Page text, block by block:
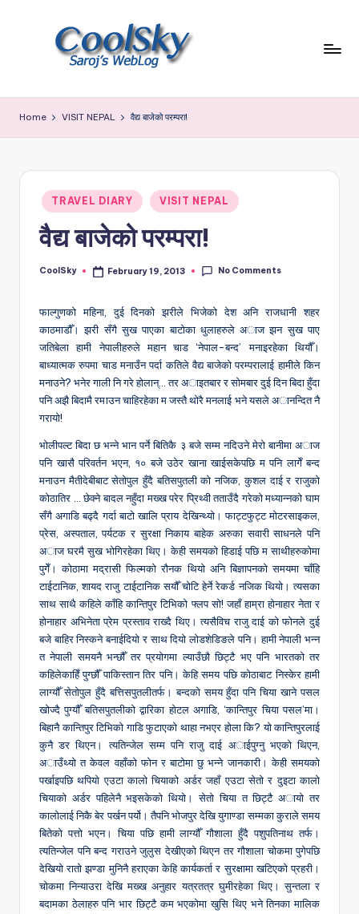
like
earth,
sound
of
through
sight
of
mountains
feeling
of
being
alive.
Home VISIT NEPAL वैद्य बाजेको परम्परा!
Posted
in
TRAVEL DIARY VISIT NEPAL
वैद्य बाजेको परम्परा!
Posted
CoolSky February 19, 2013 No Comments
फाल्गुणको महिना, दुई दिनको झरीले भिजेको देश अनि राजधानी शहर
काठमाडौँ। झरी सँगै सुख पाएका बाटोका धुलाहरुले अाज झन सुख पाए
जतिबेला हामी नेपालीहरुले महान चाड ‘नेपाल-बन्द’ मनाइरहेका थियौँ।
बाध्यात्मक रुपमा चाड मनाउँन पर्दा कतिले वैद्य बाजेको परम्परालाई हामीले किन
मनाउने? भनेर गाली नि गरे होलान्… तर अाइतबार र सोमबार दुई दिन बिदा हुँदा
पनि अझै बिदामै रमाउन चाहिरहेका म जस्तै थोरै मनलाई भने यसले अानन्दित नै
गरायो!
भोलीपल्ट बिदा छ भन्ने भान पर्ने बितिकै ३ बजे सम्म नदिउने मेरो बानीमा अाज
पनि खासै परिवर्तन भएन, १० बजे उठेर खाना खाईसकेपछि म पनि लागेँ बन्द
मनाउन मैतीदेबीबाट सेतोपुल हुँदै बतिसपुतली को नजिक, कुशल दाई र राजुको
कोठातिर … छेक्ने बादल नहुँदा मख्ख परेर प्रिथ्वी तताउँदै गरेको मध्यान्नको घाम
सँगै अगाडि बढ्दै गर्दा बाटो खालि प्राय देखिन्थ्यो। फाट्टफुट्ट मोटरसाइकल,
प्रेस, अस्पताल, पर्यटक र सुरक्षा निकाय बाहेक अरुका सवारी साधनले पनि
अाज घरमै सुख भोगिरहेका थिए। केही समयको हिडाई पछि म साथीहरुकोमा
पुगेँ। कोठामा मद्रासी फिल्मको रौनक थियो अनि बिज्ञापनको समयमा चाँहि
टाईटानिक, शायद राजु टाईटानिक सयौँ चोटि हेर्ने रेकर्ड नजिक थियो। त्यसका
साथ साथै कहिले काँहि कान्तिपुर टिभिको फ्लप सो! जहाँ हाम्रा होनाहार नेता र
होनाहार अभिनेता प्रेम प्रस्ताव राख्दै थिए। त्यसैविच राजु दाई को फोनले दुई
बजे बाहिर निस्कने बनाईदियो र साथ दियो लोडशेडिङले पनि। हामी नेपाली भन्न
त नेपाली समयनै भन्छौँ तर प्रयोगमा ल्याउँछौ छिट्टै भए पनि भारतको तर
कहिलेकाहिँ पुग्छौँ पाकिस्तान तिर पनि। केहि समय पछि कोठाबाट निस्केर हामी
लाग्यौँ सेतोपुल हुँदै बत्तिसपुतलीतर्फ। बन्दको समय हुँदा पनि चिया खाने पसल
खोज्दै पुग्यौँ बतिसपुतलीको द्वारिका होटल अगाडि, ‘कान्तिपुर चिया पसल’मा।
बिहानै कान्तिपुर टिभिको गाडि फुटाएको थाहा नभएर होला कि? यो कान्तिपुरलाई
कुनै डर थिएन। त्यतिन्जेल सम्म पनि राजु दाई अाईपुग्नु भएको थिएन,
अाउँथ्यो त केवल वहाँको फोन र बाटोमा छु भन्ने जानकारी। केही समयको
पर्खाइपछि थपियो एउटा कालो चियाको अर्डर जहाँ एउटा सेतो र दुइटा कालो
चियाको अर्डर पहिलेनै भइसकेको थियो। सेतो चिया त छिट्टै अायो तर
कालोलाई निकै बेर पर्खन पर्यो। तैपनि भोजपुर देखि युगाण्डा सम्मका कुराले समय
बितेको पत्तो भएन। चिया पछि हामी लाग्यौँ गौशाला हुँदै पशुपतिनाथ तर्फ।
त्यतिन्जेल पनि बन्द गराउने जुलुस देखीएको थिएन तर गौशाला चोकमा पुगेपछि
देखियो रातो झण्डा मुनिनै हराएका केहि कार्यकर्ता र सुरक्षामा खटिएको प्रहरी।
चोकमा निन्याउरा देखि मख्ख अनुहार यत्रतत्र घुमीरहेका थिए। सुन्तला र
बदामका ठेलाहरु पनि भार छिट्टै कम भएकोमा खुसि थिए भने तिनका मालिक